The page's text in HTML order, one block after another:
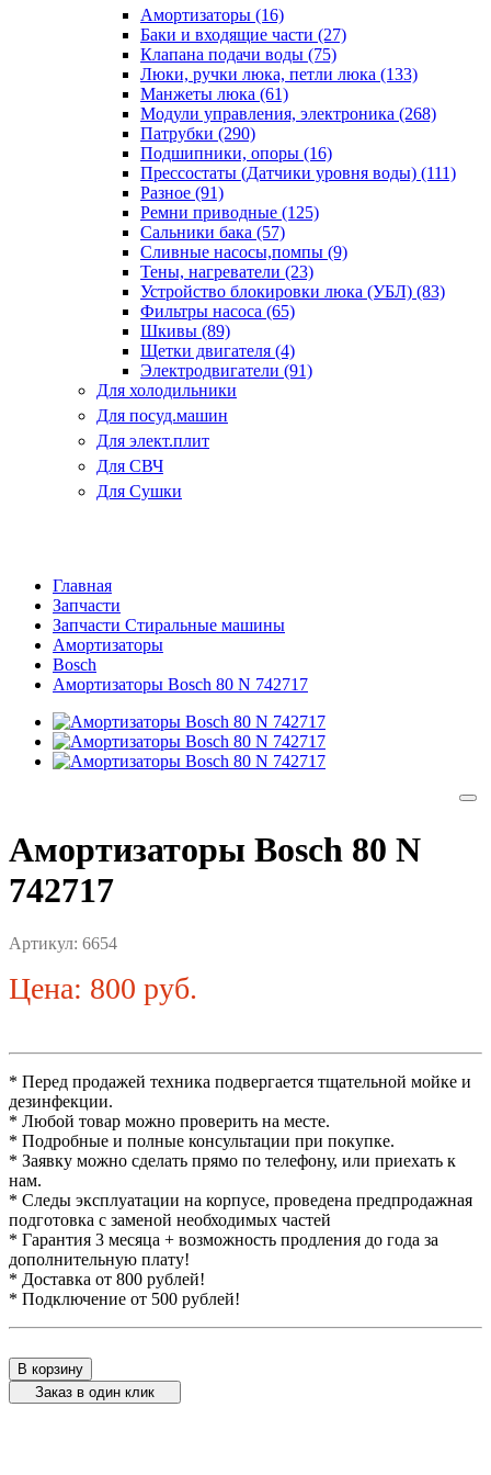
Амортизаторы (16)
Баки и входящие части (27)
Клапана подачи воды (75)
Люки, ручки люка, петли люка (133)
Манжеты люка (61)
Модули управления, электроника (268)
Патрубки (290)
Подшипники, опоры (16)
Прессостаты (Датчики уровня воды) (111)
Разное (91)
Ремни приводные (125)
Сальники бака (57)
Сливные насосы,помпы (9)
Тены, нагреватели (23)
Устройство блокировки люка (УБЛ) (83)
Фильтры насоса (65)
Шкивы (89)
Щетки двигателя (4)
Электродвигатели (91)
Для холодильники
Для посуд.машин
Для элект.плит
Для СВЧ
Для Сушки
Главная
Запчасти
Запчасти Стиральные машины
Амортизаторы
Bosch
Амортизаторы Bosch 80 N 742717
Амортизаторы Bosch 80 N
742717
Артикул: 6654
Цена: 800 руб.
* Перед продажей техника подвергается тщательной мойке и
дезинфекции.
* Любой товар можно проверить на месте.
* Подробные и полные консультации при покупке.
* Заявку можно сделать прямо по телефону, или приехать к
нам.
* Следы эксплуатации на корпусе, проведена предпродажная
подготовка с заменой необходимых частей
* Гарантия 3 месяца + возможность продления до года за
дополнительную плату!
* Доставка от 800 рублей!
* Подключение от 500 рублей!
В корзину
Заказ в один клик